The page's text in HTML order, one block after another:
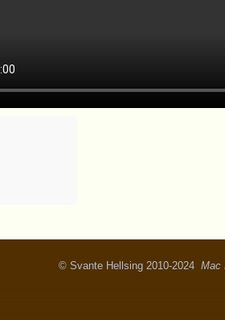
© Svante Hellsing 2010-2024 Mac